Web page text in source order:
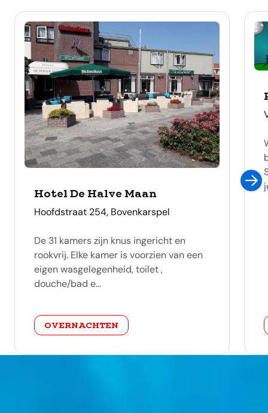
Hotel De Halve Maan
adres
Hoofdstraat 254, Bovenkarspel
De 31 kamers zijn knus ingericht en
rookvrij. Elke kamer is voorzien van een
eigen wasgelegenheid, toilet ,
douche/bad e...
categorie
OVERNACHTEN